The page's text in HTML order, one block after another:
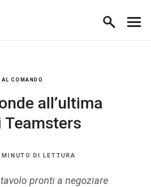
AL COMANDO
all’ultima
Teamsters
MINUTO DI LETTURA
pronti a negoziare